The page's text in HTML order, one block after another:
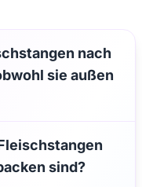
nach
sie außen
sind?